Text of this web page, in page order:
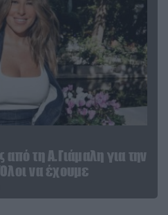
από τη Α.Γιάμαλη για την
να έχουμε